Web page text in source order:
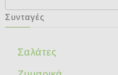
Συνταγές
Σαλάτες